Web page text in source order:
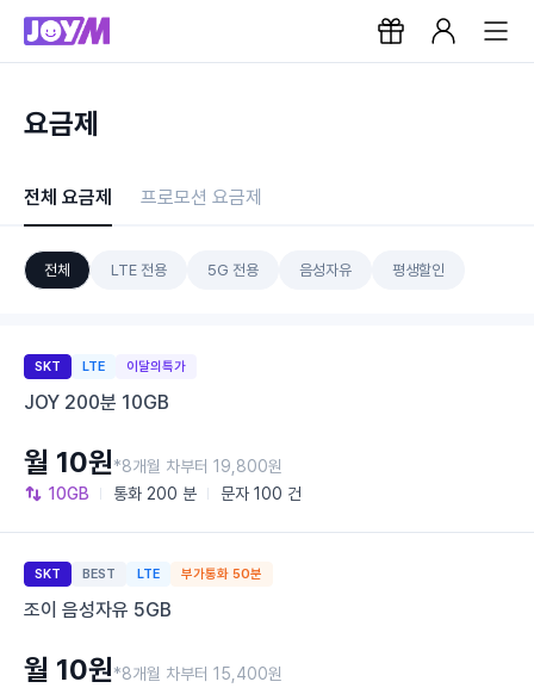
요금제
전체 요금제 프로모션 요금제
전체 LTE 전용 5G 전용 음성자유 평생할인
SKT LTE 이달의특가
JOY 200분 10GB
10GB 통화 200 분 문자 100 건
월 10원*8개월 차부터 19,800원
SKT BEST LTE 부가통화 50분
조이 음성자유 5GB
월 10원*8개월 차부터 15,400원